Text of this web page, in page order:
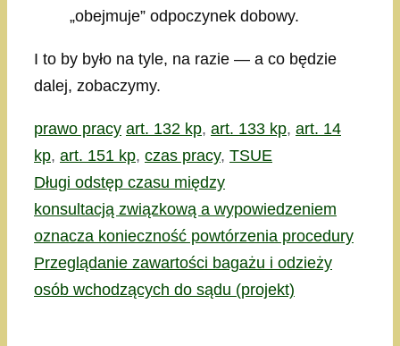
„obejmuje” odpoczynek dobowy.
I to by było na tyle, na razie — a co będzie
dalej, zobaczymy.
Kategorie
prawo pracy Tagi
art. 132 kp, art. 133 kp, art. 14
kp, art. 151 kp, czas pracy, TSUE
Długi odstęp czasu między
konsultacją związkową a wypowiedzeniem
oznacza konieczność powtórzenia procedury
Przeglądanie zawartości bagażu i odzieży
osób wchodzących do sądu (projekt)